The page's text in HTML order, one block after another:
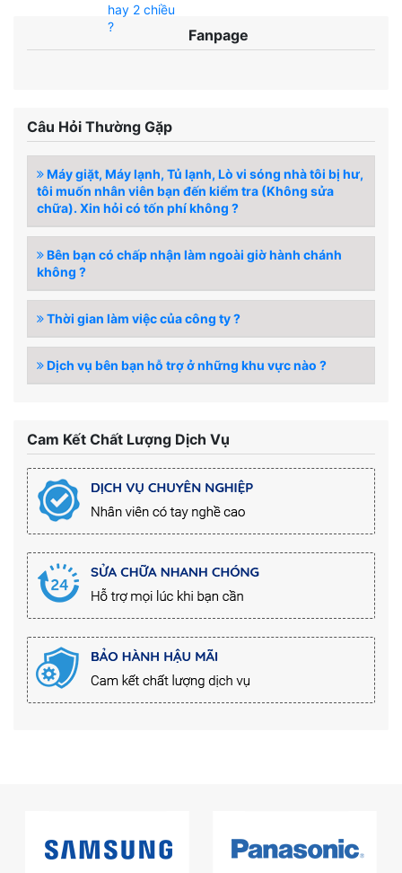
Fanpage
Câu Hỏi Thường Gặp
Máy giặt, Máy lạnh, Tủ lạnh, Lò vi sóng nhà tôi bị hư,
tôi muốn nhân viên bạn đến kiểm tra (Không sửa
chữa). Xin hỏi có tốn phí không ?
Bên bạn có chấp nhận làm ngoài giờ hành chánh
không ?
Thời gian làm việc của công ty ?
Dịch vụ bên bạn hỗ trợ ở những khu vực nào ?
Cam Kết Chất Lượng Dịch Vụ